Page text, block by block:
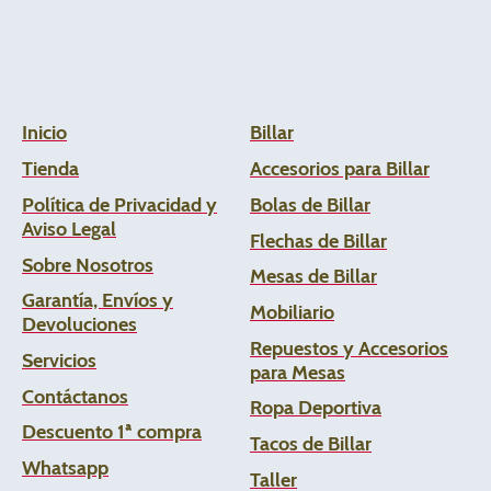
Inicio
Tienda
Política de Privacidad y
Aviso Legal
Sobre Nosotros
Garantía, Envíos y
Devoluciones
Servicios
Contáctanos
Descuento 1ª compra
Whatsapp
Billar
Accesorios para Billar
Bolas de Billar
Flechas de Billar
Mesas de Billar
Mobiliario
Repuestos y Accesorios
para Mesas
Ropa Deportiva
Tacos de Billar
Taller